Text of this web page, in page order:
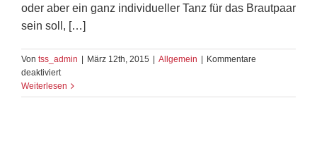
oder aber ein ganz individueller Tanz für das Brautpaar
sein soll, […]
Von tss_admin März 12th, 2015 Allgemein
Kommentare
deaktiviertfür
Tipps
für
Weiterlesen